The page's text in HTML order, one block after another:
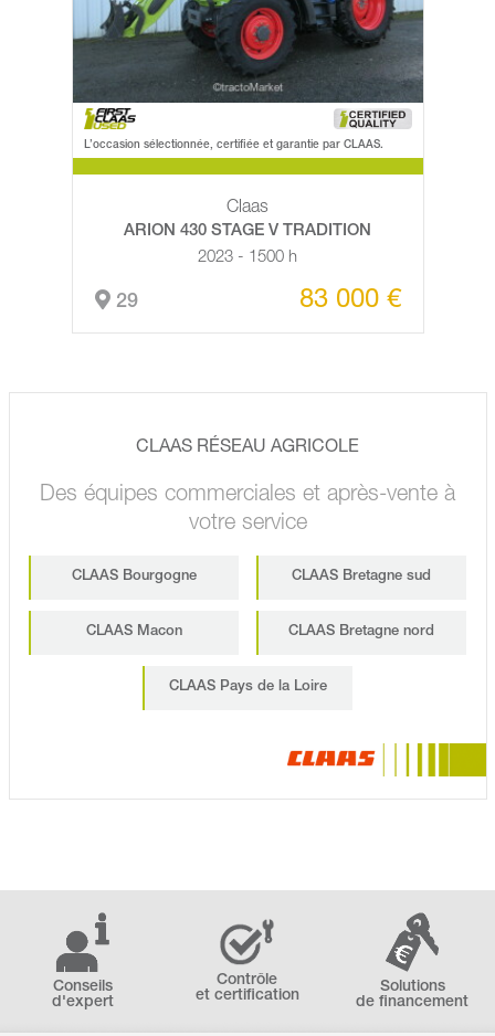
L’occasion sélectionnée, certifiée et garantie par CLAAS.
Claas
ARION 430 STAGE V TRADITION
2023 - 1500 h
29 83 000 €
CLAAS RÉSEAU AGRICOLE
Des équipes commerciales et après-vente à
votre service
CLAAS Bourgogne CLAAS Bretagne sud
CLAAS Macon CLAAS Bretagne nord
CLAAS Pays de la Loire
Conseils
d'expert
Contrôle
et certification
Solutions
de financement